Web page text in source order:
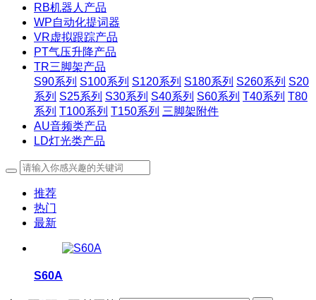
RB机器人产品
WP自动化提词器
VR虚拟跟踪产品
PT气压升降产品
TR三脚架产品
S90系列 S100系列 S120系列 S180系列 S260系列 S20
系列 S25系列 S30系列 S40系列 S60系列 T40系列 T80
系列 T100系列 T150系列 三脚架附件
AU音频类产品
LD灯光类产品
推荐
热门
最新
S60A